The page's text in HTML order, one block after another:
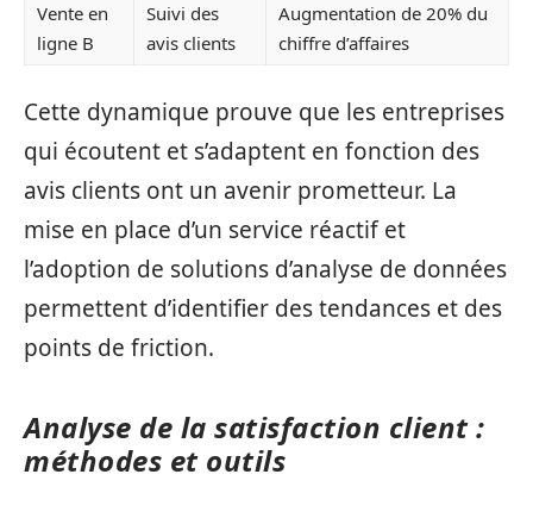
Vente en
ligne B
Suivi des
avis clients
Augmentation de 20% du
chiffre d’affaires
Cette dynamique prouve que les entreprises
qui écoutent et s’adaptent en fonction des
avis clients ont un avenir prometteur. La
mise en place d’un service réactif et
l’adoption de solutions d’analyse de données
permettent d’identifier des tendances et des
points de friction.
Analyse de la satisfaction client :
méthodes et outils